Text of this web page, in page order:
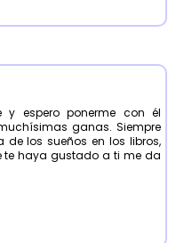
y espero ponerme con él
ganas. Siempre
los sueños en los libros,
te haya gustado a ti me da